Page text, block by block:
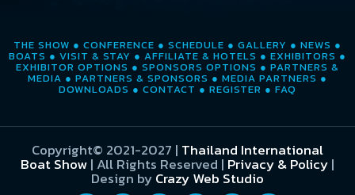
THE SHOW ● CONFERENCE ● SCHEDULE ● GALLERY ● NEWS ●
BOATS ● VISIT & STAY ● AFFILIATE & HOTELS ● EXHIBITORS ●
EXHIBITOR OPTIONS ● SPONSORS OPTIONS ● PARTNERS &
MEDIA ● PARTNERS & SPONSORS ● MEDIA PARTNERS ●
DOWNLOADS ● CONTACT ● REGISTER ● FAQ
Copyright© 2021-2027 | Thailand International
Boat Show| All Rights Reserved | Privacy & Policy|
Design byCrazy Web Studio